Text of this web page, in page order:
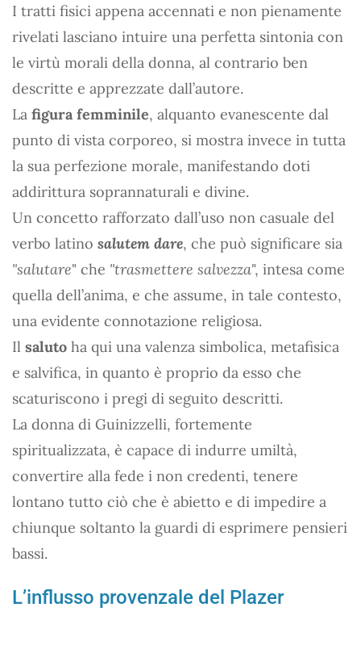
I tratti fisici appena accennati e non pienamente
rivelati lasciano intuire una perfetta sintonia con
le virtù morali della donna, al contrario ben
descritte e apprezzate dall’autore.
La figura femminile, alquanto evanescente dal
punto di vista corporeo, si mostra invece in tutta
la sua perfezione morale, manifestando doti
addirittura soprannaturali e divine.
Un concetto rafforzato dall’uso non casuale del
verbo latino salutem dare, che può significare sia
"salutare" che "trasmettere salvezza", intesa come
quella dell’anima, e che assume, in tale contesto,
una evidente connotazione religiosa.
Il saluto ha qui una valenza simbolica, metafisica
e salvifica, in quanto è proprio da esso che
scaturiscono i pregi di seguito descritti.
La donna di Guinizzelli, fortemente
spiritualizzata, è capace di indurre umiltà,
convertire alla fede i non credenti, tenere
lontano tutto ciò che è abietto e di impedire a
chiunque soltanto la guardi di esprimere pensieri
bassi.
L’influsso provenzale del Plazer